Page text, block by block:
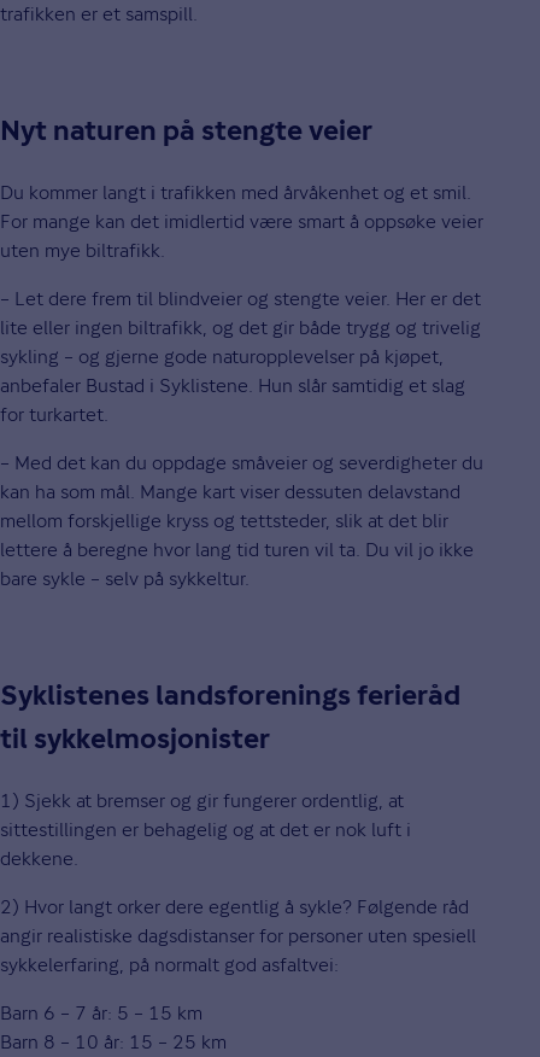
trafikken er et samspill.
Nyt naturen på stengte veier
Du kommer langt i trafikken med årvåkenhet og et smil.
For mange kan det imidlertid være smart å oppsøke veier
uten mye biltrafikk.
– Let dere frem til blindveier og stengte veier. Her er det
lite eller ingen biltrafikk, og det gir både trygg og trivelig
sykling – og gjerne gode naturopplevelser på kjøpet,
anbefaler Bustad i Syklistene. Hun slår samtidig et slag
for turkartet.
– Med det kan du oppdage småveier og severdigheter du
kan ha som mål. Mange kart viser dessuten delavstand
mellom forskjellige kryss og tettsteder, slik at det blir
lettere å beregne hvor lang tid turen vil ta. Du vil jo ikke
bare sykle – selv på sykkeltur.
Syklistenes landsforenings ferieråd
til sykkelmosjonister
1) Sjekk at bremser og gir fungerer ordentlig, at
sittestillingen er behagelig og at det er nok luft i
dekkene.
2) Hvor langt orker dere egentlig å sykle? Følgende råd
angir realistiske dagsdistanser for personer uten spesiell
sykkelerfaring, på normalt god asfaltvei:
Barn 6 – 7 år: 5 – 15 km
Barn 8 – 10 år: 15 – 25 km